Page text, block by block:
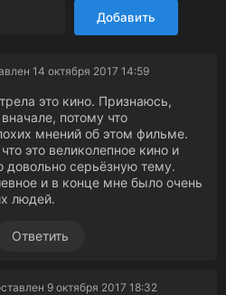
Добавить
14 октября 2017 14:59
это кино. Признаюсь,
потому что
мнений об этом фильме.
это великолепное кино и
довольно серьёзную тему.
и в конце мне было очень
людей.
Ответить
9 октября 2017 18:32